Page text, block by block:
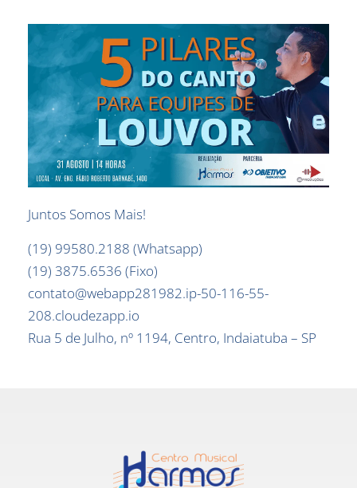
Juntos Somos Mais!
(19) 99580.2188 (Whatsapp)
(19) 3875.6536 (Fixo)
contato@webapp281982.ip-50-116-55-
208.cloudezapp.io
Rua 5 de Julho, nº 1194, Centro, Indaiatuba – SP